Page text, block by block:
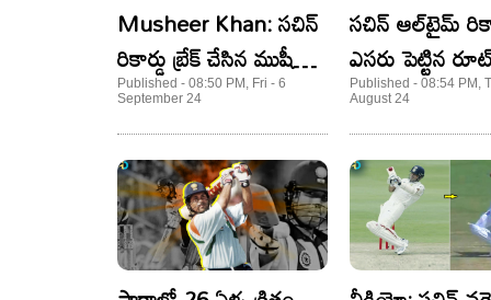
Musheer Khan: సచిన్
రికార్డు బ్రేక్ చేసిన ముషీర్
ఖాన్.. ఎప్పటికీ
గుర్తుండిపోయే ఫీట్!
Published - 08:50 PM, Fri - 6
September 24
సచిన్ ఆల్​టైమ్​
ఎసరు పెట్టిన
మామూలు ఘనత
Published - 08:54 PM,
August 24